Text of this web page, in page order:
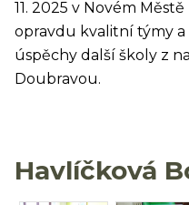
11. 2025 v Novém
opravdu kvalitní týmy a
úspěchy další školy z
Doubravou.
Havlíčková